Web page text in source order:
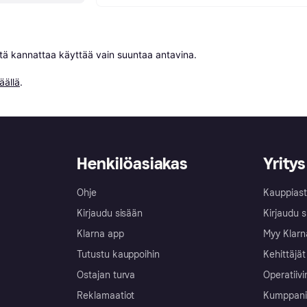
kannattaa käyttää vain suuntaa antavina.
.
Henkilöasiakas
Ohje
Kirjaudu sisään
Klarna app
Tutustu kauppoihin
Ostajan turva
Reklamaatiot
Yritys
Kirjaudu
Myy
Kehittäjät